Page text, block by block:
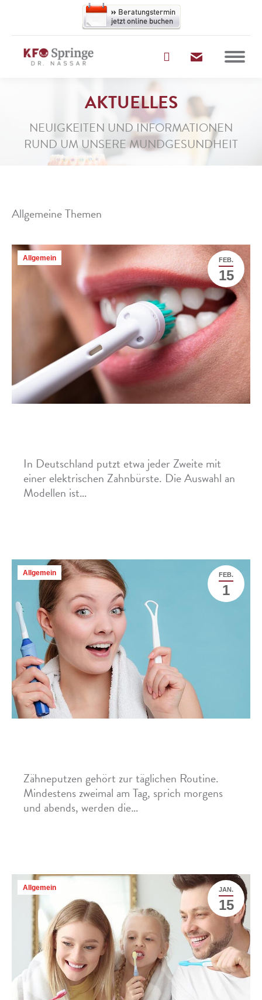
AKTUELLES
NEUIGKEITEN UND INFORMATIONEN
RUND UM UNSERE MUNDGESUNDHEIT
Allgemeine Themen
FEB.
15
Allgemein
In Deutschland putzt etwa jeder Zweite mit
einer elektrischen Zahnbürste. Die Auswahl an
Modellen ist…
FEB.
1
Allgemein
Zähneputzen gehört zur täglichen Routine.
Mindestens zweimal am Tag, sprich morgens
und abends, werden die…
JAN.
15
Allgemein